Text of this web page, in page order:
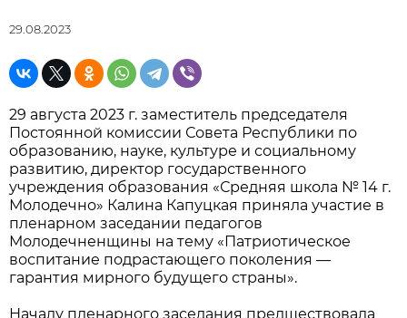
29.08.2023
29 августа 2023 г. заместитель председателя
Постоянной комиссии Совета Республики по
образованию, науке, культуре и социальному
развитию, директор государственного
учреждения образования «Средняя школа № 14 г.
Молодечно» Калина Капуцкая приняла участие в
пленарном заседании педагогов
Молодечненщины на тему «Патриотическое
воспитание подрастающего поколения —
гарантия мирного будущего страны».
Началу пленарного заседания предшествовала